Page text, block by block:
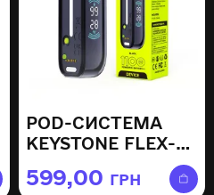
POD-СИСТЕМА
KEYSTONE FLEX-3
599,00 ГРН